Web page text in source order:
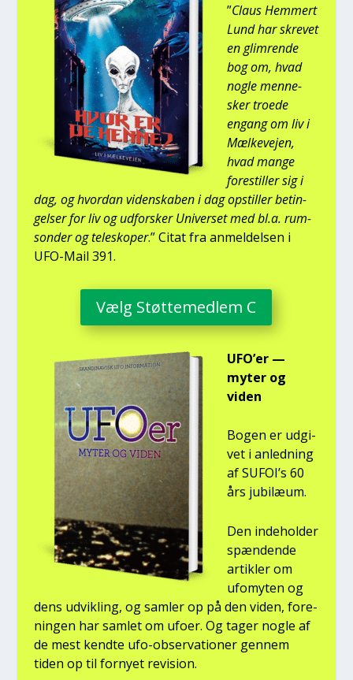
”Claus Hem­mert
Lund har skre­vet
en glim­ren­de
bog om, hvad
nog­le men­ne­
sker tro­e­de
engang om liv i
Mæl­ke­vej­en,
hvad man­ge
fore­stil­ler sig i
dag, og hvor­dan viden­ska­ben i dag opstil­ler betin­
gel­ser for liv og udfor­sker Uni­ver­set med bl.a. rum­
son­der og telesko­per.” Citat fra anmel­del­sen i
UFO-Mail 391.
Vælg Støt­te­med­lem C
UFO’er —
myter og
viden
Bogen er udgi­
vet i anled­ning
af SUFOI’s 60
års jubilæum.
Den inde­hol­der
spæn­den­de
artik­ler om
ufo­myten og
dens udvik­ling, og sam­ler op på den viden, for­e­
nin­gen har sam­let om ufo­er. Og tager nog­le af
de mest kend­te ufo-obser­va­tio­ner gen­nem
tiden op til for­ny­et revi­sion.